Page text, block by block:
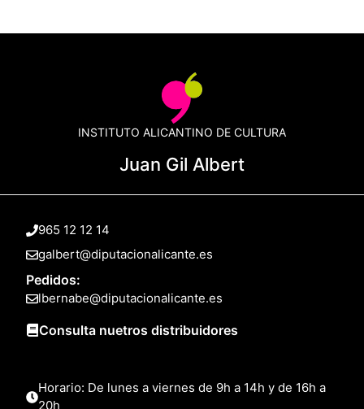
INSTITUTO ALICANTINO DE CULTURA
Juan Gil Albert
965 12 12 14
galbert@diputacionalicante.es
Pedidos:
lbernabe@diputacionalicante.es
Consulta nuetros distribuidores
Horario: De lunes a viernes de 9h a 14h y de 16h a
20h